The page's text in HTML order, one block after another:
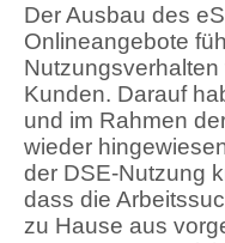
Der Ausbau des
Onlineangebote
Kunden. Darauf
und im Rahmen
wieder
der DSE-Nutzung
dass die
zu Hause aus